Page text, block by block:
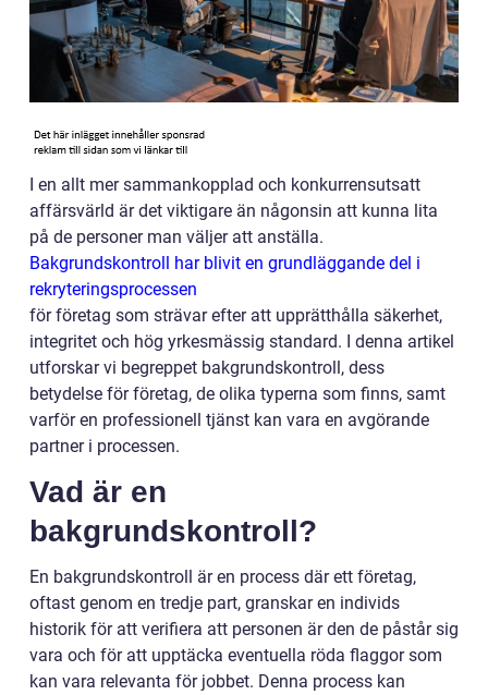
I en allt mer sammankopplad och konkurrensutsatt
affärsvärld är det viktigare än någonsin att kunna lita
på de personer man väljer att anställa.
Bakgrundskontroll har blivit en grundläggande del i
rekryteringsprocessen
för företag som strävar efter att upprätthålla säkerhet,
integritet och hög yrkesmässig standard. I denna artikel
utforskar vi begreppet bakgrundskontroll, dess
betydelse för företag, de olika typerna som finns, samt
varför en professionell tjänst kan vara en avgörande
partner i processen.
Vad är en
bakgrundskontroll?
En bakgrundskontroll är en process där ett företag,
oftast genom en tredje part, granskar en individs
historik för att verifiera att personen är den de påstår sig
vara och för att upptäcka eventuella röda flaggor som
kan vara relevanta för jobbet. Denna process kan